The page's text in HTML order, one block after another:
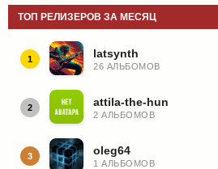
ТОП РЕЛИЗЕРОВ ЗА МЕСЯЦ
1 latsynth
26 АЛЬБОМОВ
2 attila-the-hun
2 АЛЬБОМОВ
3 oleg64
1 АЛЬБОМОВ